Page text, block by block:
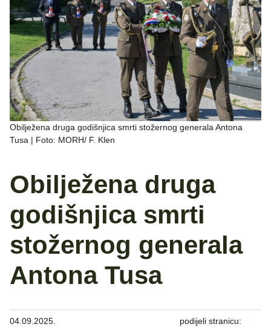
Obilježena druga godišnjica smrti stožernog generala Antona
Tusa | Foto: MORH/ F. Klen
Obilježena druga
godišnjica smrti
stožernog generala
Antona Tusa
04.09.2025. podijeli stranicu: